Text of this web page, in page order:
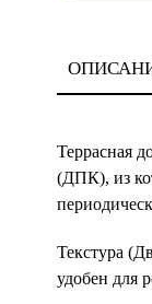
Террасная
(ДПК), из
Текстура
удобен для